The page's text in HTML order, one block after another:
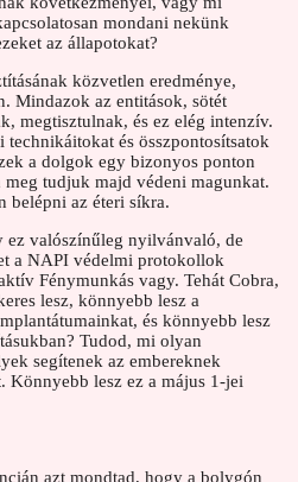
mondani nekünk
az állapotokat?
közvetlen eredménye,
Mindazok az entitások, sötét
megtisztulnak, és ez elég intenzív.
technikáitokat és összpontosítsatok
a dolgok egy bizonyos ponton
tudjuk majd védeni magunkat.
belépni az éteri síkra.
ez valószínűleg nyilvánvaló, de
a NAPI védelmi protokollok
Fénymunkás vagy. Tehát Cobra,
lesz, könnyebb lesz a
és könnyebb lesz
Tudod, mi olyan
segítenek az embereknek
Könnyebb lesz ez a május 1-jei
azt mondtad, hogy a bolygón